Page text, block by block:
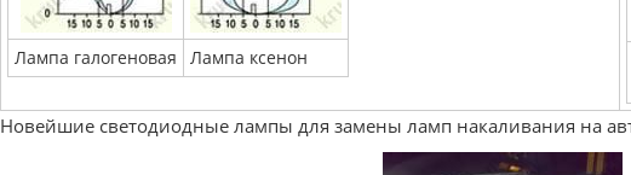
Лампа галогеновая Лампа ксенон
Новейшие светодиодные лампы для замены ламп накаливания на